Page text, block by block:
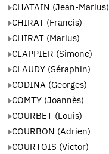
CHATAIN (Jean-Marius)
CHIRAT (Francis)
CHIRAT (Marius)
CLAPPIER (Simone)
CLAUDY (Séraphin)
CODINA (Georges)
COMTY (Joannès)
COURBET (Louis)
COURBON (Adrien)
COURTOIS (Victor)